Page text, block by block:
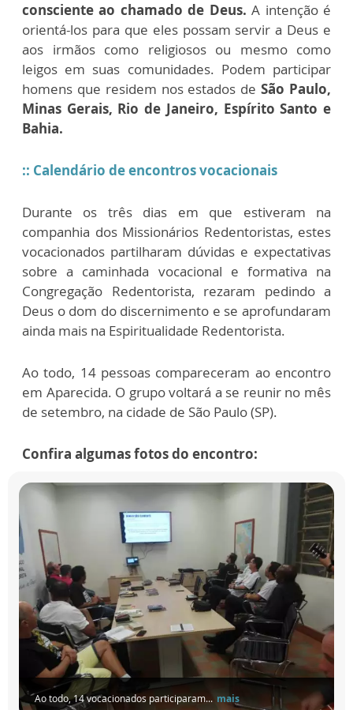
consciente ao chamado de Deus. A intenção é
orientá-los para que eles possam servir a Deus e
aos irmãos como religiosos ou mesmo como
leigos em suas comunidades. Podem participar
homens que residem nos estados deSão Paulo,
Minas Gerais, Rio de Janeiro, Espírito Santo e
Bahia.
:: Calendário de encontros vocacionais
Durante os três dias em que estiveram na
companhia dos Missionários Redentoristas, estes
vocacionados partilharam dúvidas e expectativas
sobre a caminhada vocacional e formativa na
Congregação Redentorista, rezaram pedindo a
Deus o dom do discernimento e se aprofundaram
ainda mais na Espiritualidade Redentorista.
Ao todo, 14 pessoas compareceram ao encontro
em Aparecida. O grupo voltará a se reunir no mês
de setembro, na cidade de São Paulo (SP).
Confira algumas fotos do encontro:
Ao todo, 14 vocacionados participaram... mais